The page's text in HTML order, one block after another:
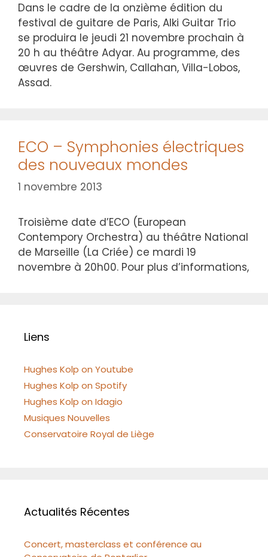
Dans le cadre de la onzième édition du
festival de guitare de Paris, Alki Guitar Trio
se produira le jeudi 21 novembre prochain à
20 h au théâtre Adyar. Au programme, des
œuvres de Gershwin, Callahan, Villa-Lobos,
Assad.
ECO – Symphonies électriques
des nouveaux mondes
1 novembre 2013
Troisième date d’ECO (European
Contempory Orchestra) au théâtre National
de Marseille (La Criée) ce mardi 19
novembre à 20h00. Pour plus d’informations,
Liens
Hughes Kolp on Youtube
Hughes Kolp on Spotify
Hughes Kolp on Idagio
Musiques Nouvelles
Conservatoire Royal de Liège
Actualités Récentes
Concert, masterclass et conférence au